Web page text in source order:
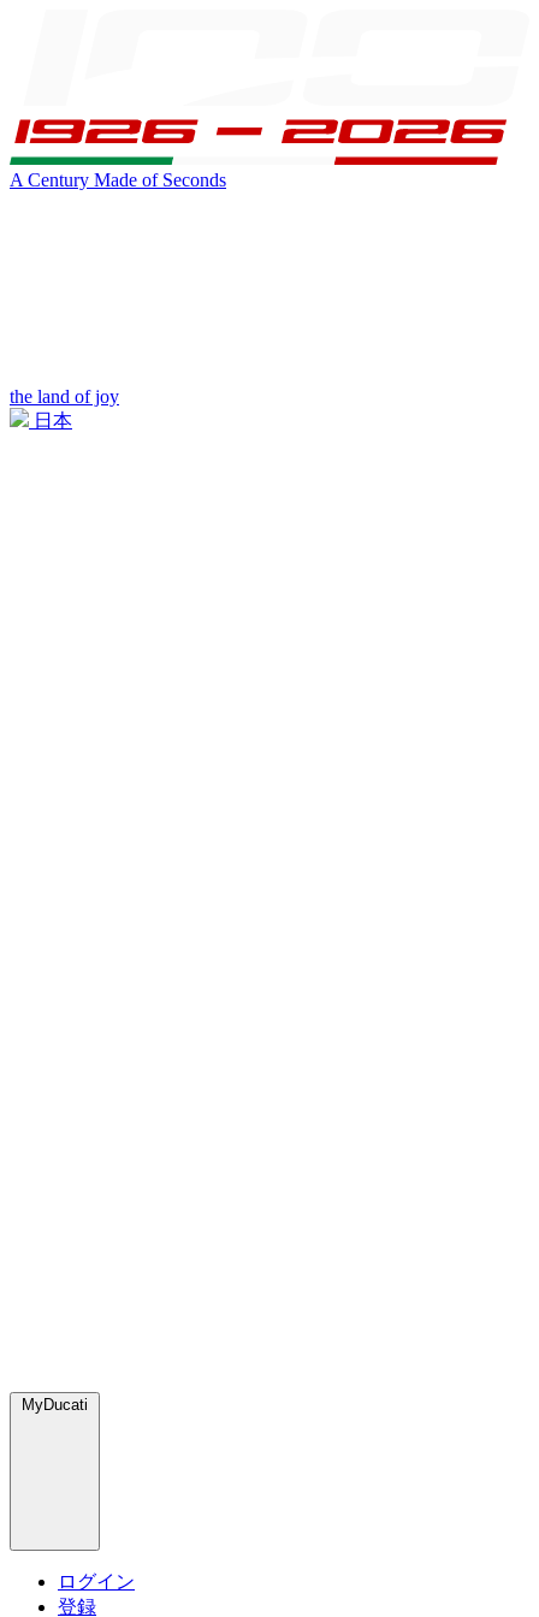
A Century Made of Seconds
the land of joy
日本
MyDucati
ログイン
登録